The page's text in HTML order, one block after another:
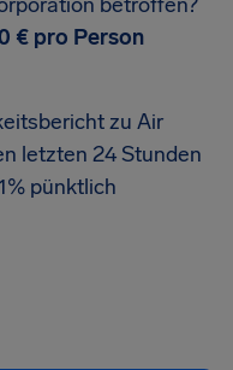
€ pro Person
zu Air
letzten 24 Stunden
pünktlich